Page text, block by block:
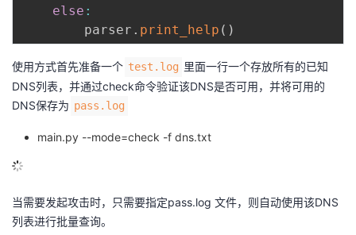
else :
        parser
. print_help ( )
使用方式首先准备一个 test.log 里面一行一个存放所有的已知
DNS列表，并通过check命令验证该DNS是否可用，并将可用的
DNS保存为 pass.log
main.py --mode=check -f dns.txt
当需要发起攻击时，只需要指定pass.log 文件，则自动使用该DNS
列表进行批量查询。